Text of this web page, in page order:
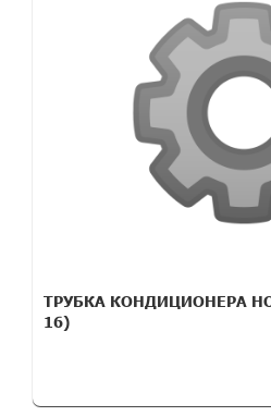
ТРУБКА КОНДИЦИОНЕРА
16)